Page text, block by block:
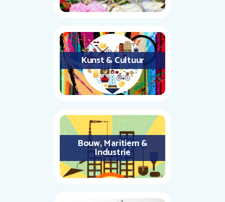
Kunst & Cultuur
Bouw, Maritiem &
Industrie